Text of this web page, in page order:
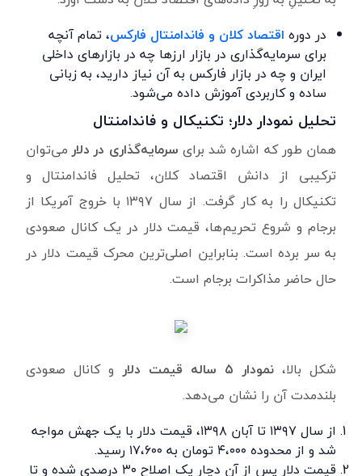
در دوره اقتصاد کلان و فاندامنتال فارکس، تمام آنچه
برای سرمایه‌گذاری در بازار ارزها چه در بازارهای داخلی
ایران و چه در بازار فارکس به آن نیاز دارید، به زبانی
ساده و کاربردی آموزش داده می‌شود.
تحلیل نمودار دلار؛ تکنیکال و فاندامنتال
همان طور که اشاره شد برای سرمایه‌گذاری در دلارمی‌توان
ترکیبی از دانش اقتصاد کلان، تحلیل فاندامنتال و
تکنیکال را به کار گرفت. از سال ۱۳۹۷ با خروج آمریکا از
برجام و شروع تحریم‌ها، قیمت دلار در یک کانال صعودی
به سر برده است. بنابراین اصلی‌ترین محرک قیمت دلار در
حال حاضر مذاکرات برجام است.
شکل بالا،نمودار ۵ ساله قیمت دلار
و کانال صعودی
بلندمدت آن را نشان می‌دهد.
از سال ۱۳۹۷ تا آبان ۱۳۹۸، قیمت دلار با یک جهش مواجه
شد و از محدوده ۴،۰۰۰ تومان به ۱۷،۶۰۰ رسید.
قیمت دلار پس از آن دچار یک اصلاح ۳۰ درصدی شده و تا